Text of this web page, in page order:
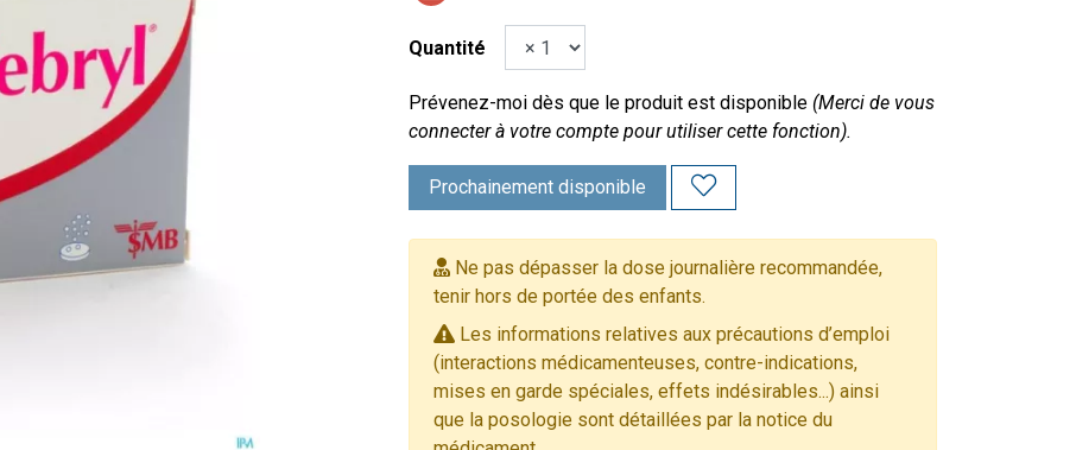
Quantité
Prévenez-moi dès que le produit est disponible (Merci de vous
connecter à votre compte pour utiliser cette fonction).
Prochainement disponible
Ne pas dépasser la dose journalière recommandée,
tenir hors de portée des enfants.
Les informations relatives aux précautions d’emploi
(interactions médicamenteuses, contre-indications,
mises en garde spéciales, effets indésirables...) ainsi
que la posologie sont détaillées par la notice du